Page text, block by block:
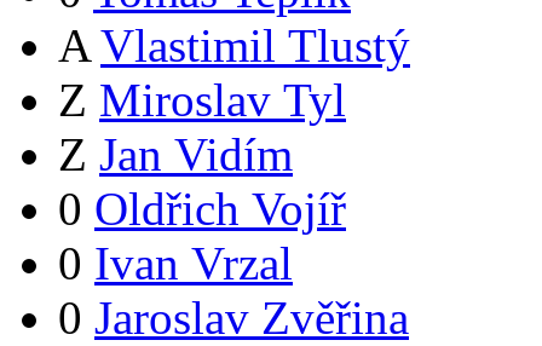
A Vlastimil Tlustý
Z Miroslav Tyl
Z Jan Vidím
0 Oldřich Vojíř
0 Ivan Vrzal
0 Jaroslav Zvěřina